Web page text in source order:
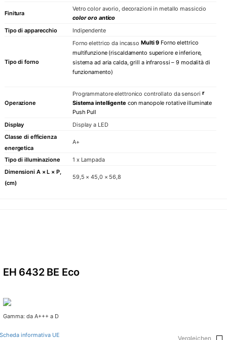
Finitura
Vetro color avorio, decorazioni in metallo massiccio
color oro antico
Tipo di apparecchio
Indipendente
Tipo di forno
Forno elettrico da incassoMulti 9 Forno elettrico
multifunzione (riscaldamento superiore e inferiore,
sistema ad aria calda, grill a infrarossi – 9 modalità di
funzionamento)
Operazione
Programmatore elettronico controllato da sensori r
Sistema intelligente con manopole rotative illuminate
Push Pull
Display
Display a LED
Classe di efficienza
energetica
A+
Tipo di illuminazione
1 x Lampada
Dimensioni A × L × P,
(cm)
59,5 × 45,0 × 56,8
EH 6432 BE Eco
Gamma: da A+++ a D
Scheda informativa UE Vergleichen